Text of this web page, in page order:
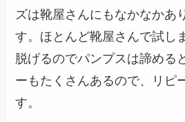
ズは靴屋さんにもなかなかあ
す。ほとんど靴屋さんで試し
脱げるのでパンプスは諦める
ーもたくさんあるので、リピ
す。